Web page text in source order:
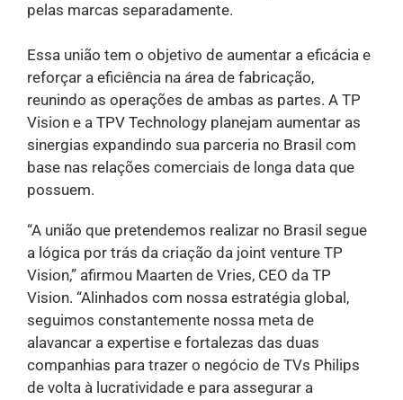
pelas marcas separadamente.
Essa união tem o objetivo de aumentar a eficácia e
reforçar a eficiência na área de fabricação,
reunindo as operações de ambas as partes. A TP
Vision e a TPV Technology planejam aumentar as
sinergias expandindo sua parceria no Brasil com
base nas relações comerciais de longa data que
possuem.
“A união que pretendemos realizar no Brasil segue
a lógica por trás da criação da joint venture TP
Vision,” afirmou Maarten de Vries, CEO da TP
Vision. “Alinhados com nossa estratégia global,
seguimos constantemente nossa meta de
alavancar a expertise e fortalezas das duas
companhias para trazer o negócio de TVs Philips
de volta à lucratividade e para assegurar a